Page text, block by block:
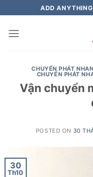
to
content
ADD ANYTHING
CHUYỂN PHÁT
CHUYỂN PHÁT
Vận chuyển
POSTED ON 30
30
Th10